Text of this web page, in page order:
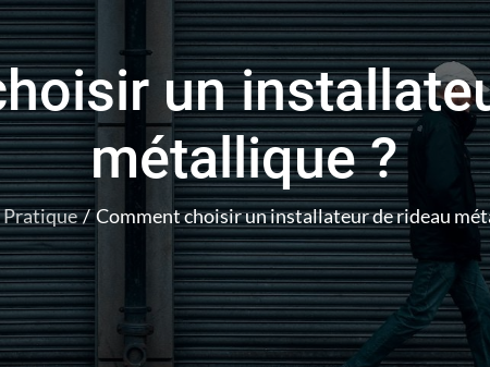
un
métallique ?
Pratique Comment choisir un installateur de rideau